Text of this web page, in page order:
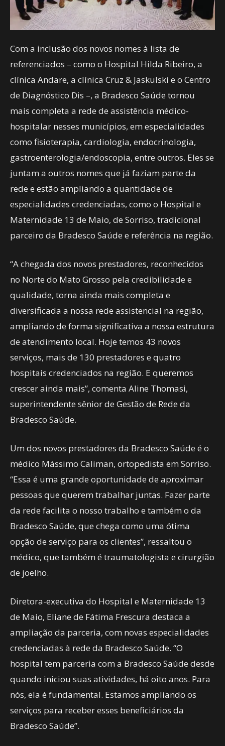
Com a inclusão dos novos nomes à lista de
referenciados – como o Hospital Hilda Ribeiro, a
clínica Andare, a clínica Cruz & Jaskulski e o Centro
de Diagnóstico Dis –, a Bradesco Saúde tornou
mais completa a rede de assistência médico-
hospitalar nesses municípios, em especialidades
como fisioterapia, cardiologia, endocrinologia,
gastroenterologia/endoscopia, entre outros. Eles se
juntam a outros nomes que já faziam parte da
rede e estão ampliando a quantidade de
especialidades credenciadas, como o Hospital e
Maternidade 13 de Maio, de Sorriso, tradicional
parceiro da Bradesco Saúde e referência na região.
“A chegada dos novos prestadores, reconhecidos
no Norte do Mato Grosso pela credibilidade e
qualidade, torna ainda mais completa e
diversificada a nossa rede assistencial na região,
ampliando de forma significativa a nossa estrutura
de atendimento local. Hoje temos 43 novos
serviços, mais de 130 prestadores e quatro
hospitais credenciados na região. E queremos
crescer ainda mais”, comenta Aline Thomasi,
superintendente sênior de Gestão de Rede da
Bradesco Saúde.
Um dos novos prestadores da Bradesco Saúde é o
médico Mássimo Caliman, ortopedista em Sorriso.
“Essa é uma grande oportunidade de aproximar
pessoas que querem trabalhar juntas. Fazer parte
da rede facilita o nosso trabalho e também o da
Bradesco Saúde, que chega como uma ótima
opção de serviço para os clientes”, ressaltou o
médico, que também é traumatologista e cirurgião
de joelho.
Diretora-executiva do Hospital e Maternidade 13
de Maio, Eliane de Fátima Frescura destaca a
ampliação da parceria, com novas especialidades
credenciadas à rede da Bradesco Saúde. “O
hospital tem parceria com a Bradesco Saúde desde
quando iniciou suas atividades, há oito anos. Para
nós, ela é fundamental. Estamos ampliando os
serviços para receber esses beneficiários da
Bradesco Saúde”.